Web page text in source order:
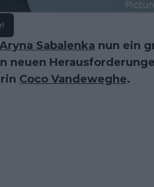
Aryna Sabalenka nun ein
neuen
Coco Vandeweghe.